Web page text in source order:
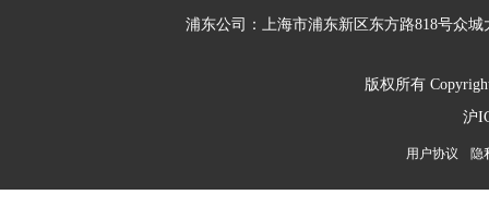
浦东公司：上海市浦东新区东方路818号众城
版权所有
沪
用户协议 隐